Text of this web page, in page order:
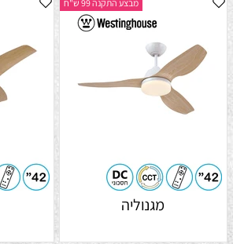
מבצע התקנה 99 ש"ח
מגנוליה